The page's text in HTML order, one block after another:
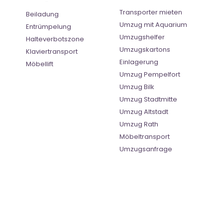
Beiladung
Entrümpelung
Halteverbotszone
Klaviertransport
Möbellift
Transporter mieten
Umzug mit Aquarium
Umzugshelfer
Umzugskartons
Einlagerung
Umzug Pempelfort
Umzug Bilk
Umzug Stadtmitte
Umzug Altstadt
Umzug Rath
Möbeltransport
Umzugsanfrage